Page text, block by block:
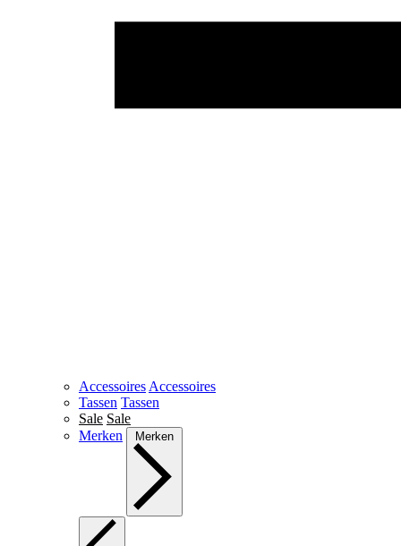
Accessoires Accessoires
Tassen Tassen
Sale Sale
Merken
Merken